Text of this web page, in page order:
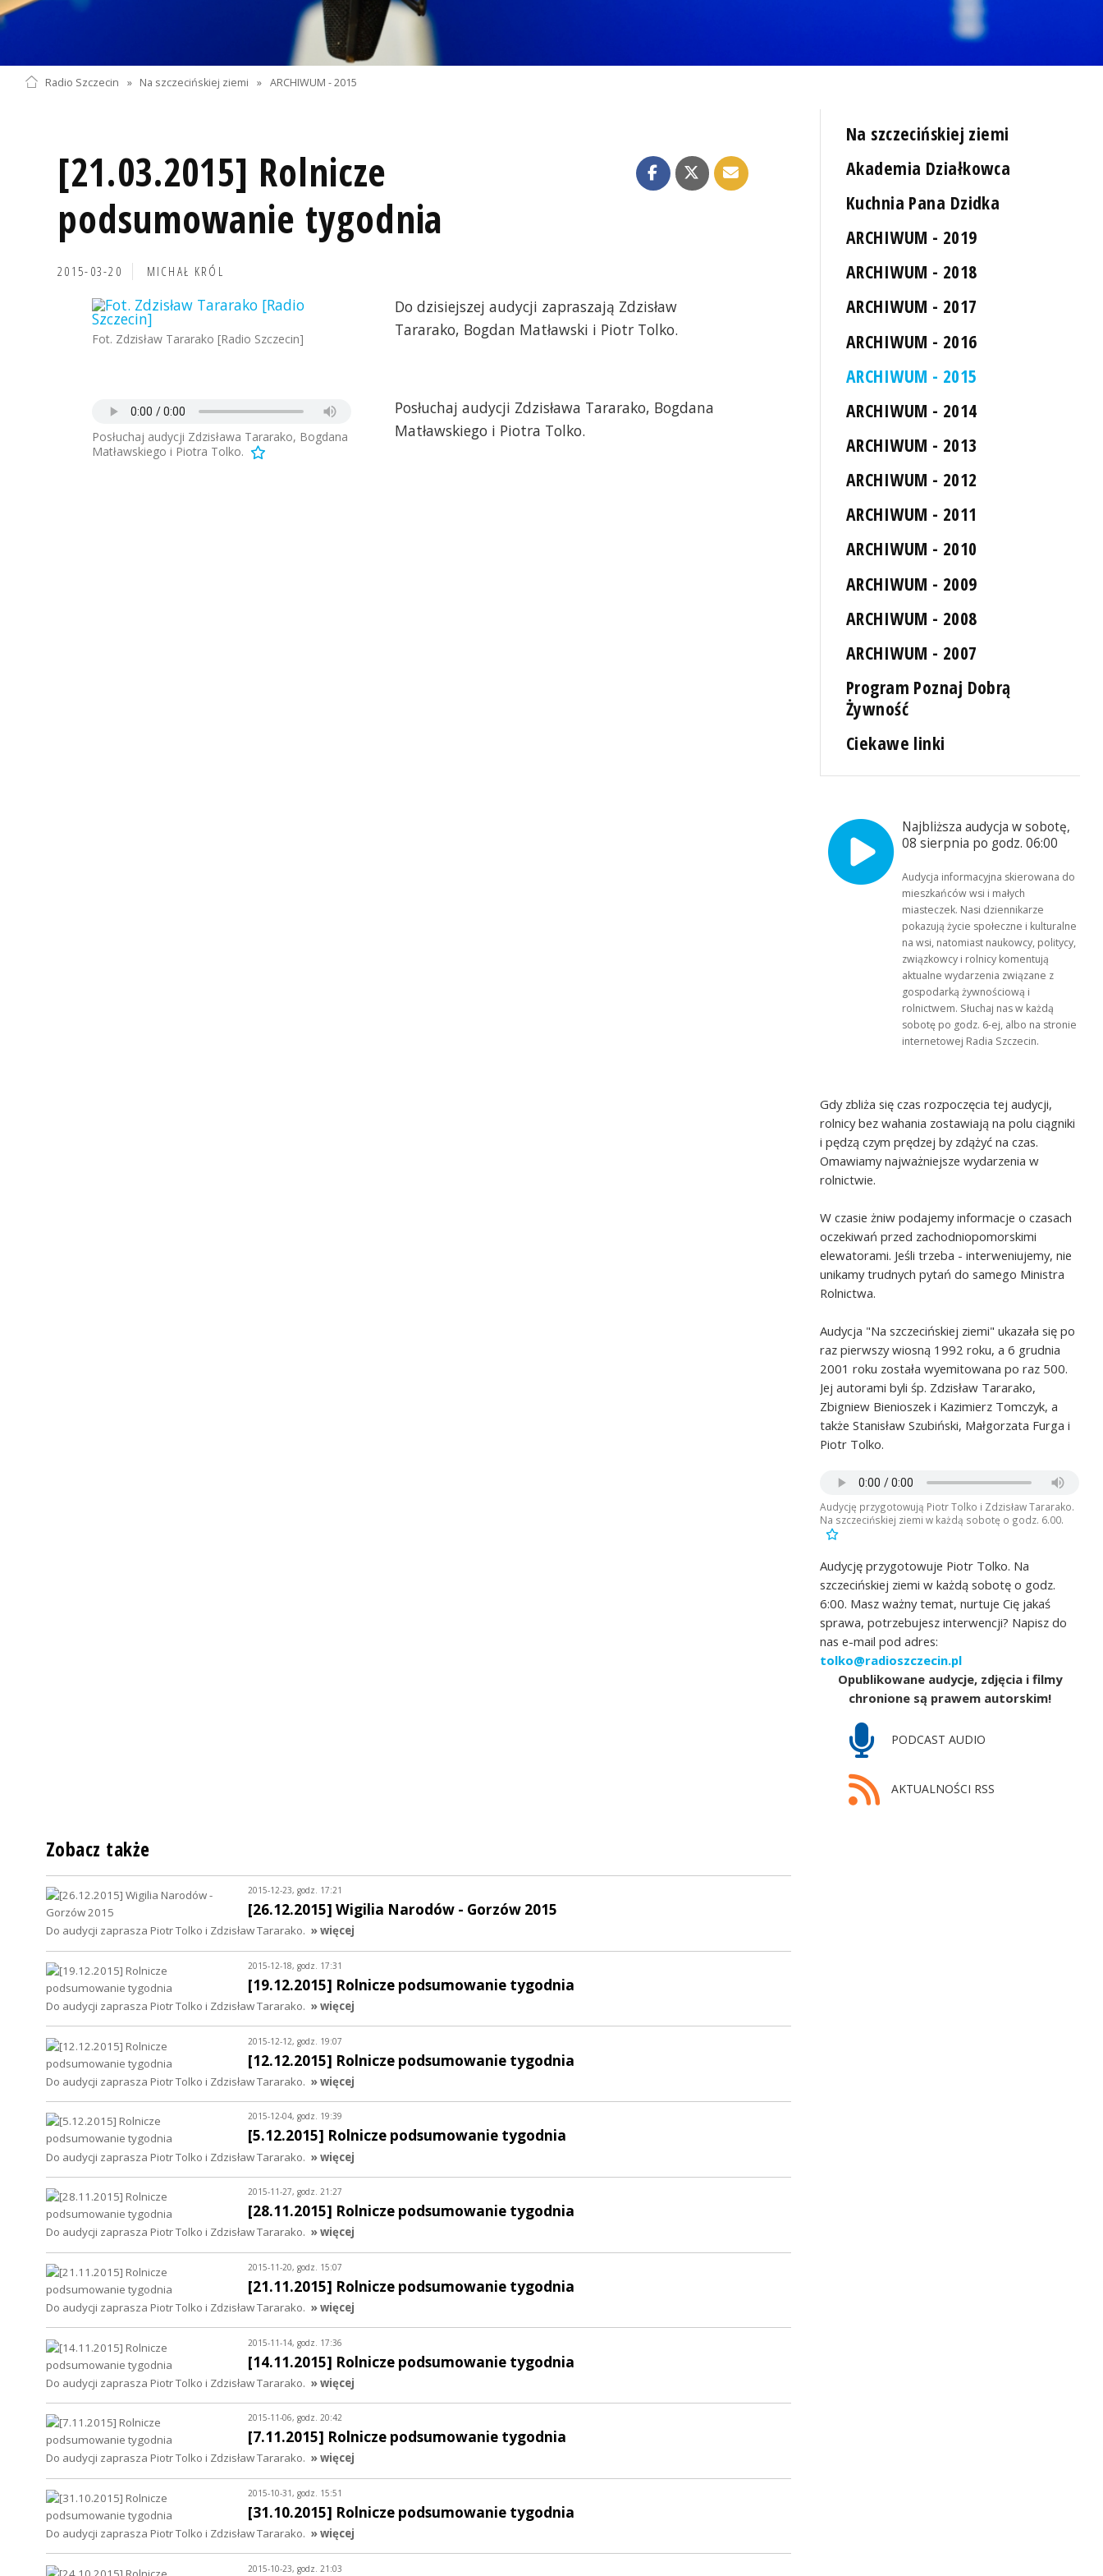
Radio Szczecin » Na szczecińskiej ziemi » ARCHIWUM - 2015
[21.03.2015] Rolnicze
podsumowanie tygodnia
2015-03-20 MICHAŁ KRÓL
Fot. Zdzisław Tararako [Radio Szczecin]
Do dzisiejszej audycji zapraszają Zdzisław
Tararako, Bogdan Matławski i Piotr Tolko.
Posłuchaj audycji Zdzisława Tararako, Bogdana
Matławskiego i Piotra Tolko.
Posłuchaj audycji Zdzisława Tararako, Bogdana
Matławskiego i Piotra Tolko.
Na szczecińskiej ziemi
Akademia Działkowca
Kuchnia Pana Dzidka
ARCHIWUM - 2019
ARCHIWUM - 2018
ARCHIWUM - 2017
ARCHIWUM - 2016
ARCHIWUM - 2015
ARCHIWUM - 2014
ARCHIWUM - 2013
ARCHIWUM - 2012
ARCHIWUM - 2011
ARCHIWUM - 2010
ARCHIWUM - 2009
ARCHIWUM - 2008
ARCHIWUM - 2007
Program Poznaj Dobrą
Żywność
Ciekawe linki
Najbliższa audycja w sobotę,
08 sierpnia po godz. 06:00
Audycja informacyjna skierowana do
mieszkańców wsi i małych
miasteczek. Nasi dziennikarze
pokazują życie społeczne i kulturalne
na wsi, natomiast naukowcy, politycy,
związkowcy i rolnicy komentują
aktualne wydarzenia związane z
gospodarką żywnościową i
rolnictwem. Słuchaj nas w każdą
sobotę po godz. 6-ej, albo na stronie
internetowej Radia Szczecin.
Gdy zbliża się czas rozpoczęcia tej audycji,
rolnicy bez wahania zostawiają na polu ciągniki
i pędzą czym prędzej by zdążyć na czas.
Omawiamy najważniejsze wydarzenia w
rolnictwie.
W czasie żniw podajemy informacje o czasach
oczekiwań przed zachodniopomorskimi
elewatorami. Jeśli trzeba - interweniujemy, nie
unikamy trudnych pytań do samego Ministra
Rolnictwa.
Audycja "Na szczecińskiej ziemi" ukazała się po
raz pierwszy wiosną 1992 roku, a 6 grudnia
2001 roku została wyemitowana po raz 500.
Jej autorami byli śp. Zdzisław Tararako,
Zbigniew Bienioszek i Kazimierz Tomczyk, a
także Stanisław Szubiński, Małgorzata Furga i
Piotr Tolko.
Audycję przygotowują Piotr Tolko i Zdzisław Tararako.
Na szczecińskiej ziemi w każdą sobotę o godz. 6.00.
Audycję przygotowuje Piotr Tolko. Na
szczecińskiej ziemi w każdą sobotę o godz.
6:00. Masz ważny temat, nurtuje Cię jakaś
sprawa, potrzebujesz interwencji? Napisz do
nas e-mail pod adres:
tolko@radioszczecin.pl
Opublikowane audycje, zdjęcia i filmy
chronione są prawem autorskim!
PODCAST AUDIO
AKTUALNOŚCI RSS
Zobacz także
2015-12-23, godz. 17:21
[26.12.2015] Wigilia Narodów - Gorzów 2015
Do audycji zaprasza Piotr Tolko i Zdzisław Tararako. » więcej
2015-12-18, godz. 17:31
[19.12.2015] Rolnicze podsumowanie tygodnia
Do audycji zaprasza Piotr Tolko i Zdzisław Tararako. » więcej
2015-12-12, godz. 19:07
[12.12.2015] Rolnicze podsumowanie tygodnia
Do audycji zaprasza Piotr Tolko i Zdzisław Tararako. » więcej
2015-12-04, godz. 19:39
[5.12.2015] Rolnicze podsumowanie tygodnia
Do audycji zaprasza Piotr Tolko i Zdzisław Tararako. » więcej
2015-11-27, godz. 21:27
[28.11.2015] Rolnicze podsumowanie tygodnia
Do audycji zaprasza Piotr Tolko i Zdzisław Tararako. » więcej
2015-11-20, godz. 15:07
[21.11.2015] Rolnicze podsumowanie tygodnia
Do audycji zaprasza Piotr Tolko i Zdzisław Tararako. » więcej
2015-11-14, godz. 17:36
[14.11.2015] Rolnicze podsumowanie tygodnia
Do audycji zaprasza Piotr Tolko i Zdzisław Tararako. » więcej
2015-11-06, godz. 20:42
[7.11.2015] Rolnicze podsumowanie tygodnia
Do audycji zaprasza Piotr Tolko i Zdzisław Tararako. » więcej
2015-10-31, godz. 15:51
[31.10.2015] Rolnicze podsumowanie tygodnia
Do audycji zaprasza Piotr Tolko i Zdzisław Tararako. » więcej
2015-10-23, godz. 21:03